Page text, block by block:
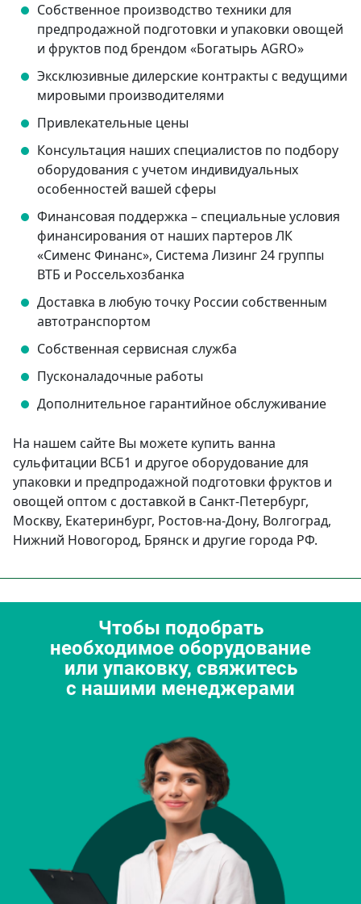
Собственное производство техники для
предпродажной подготовки и упаковки овощей
и фруктов под брендом «Богатырь AGRO»
Эксклюзивные дилерские контракты с ведущими
мировыми производителями
Привлекательные цены
Консультация наших специалистов по подбору
оборудования с учетом индивидуальных
особенностей вашей сферы
Финансовая поддержка – специальные условия
финансирования от наших партеров ЛК
«Сименс Финанс», Система Лизинг 24 группы
ВТБ и Россельхозбанка
Доставка в любую точку России собственным
автотранспортом
Собственная сервисная служба
Пусконаладочные работы
Дополнительное гарантийное обслуживание
На нашем сайте Вы можете купить ванна
сульфитации ВСБ1 и другое оборудование для
упаковки и предпродажной подготовки фруктов и
овощей оптом с доставкой в Санкт-Петербург,
Москву, Екатеринбург, Ростов-на-Дону, Волгоград,
Нижний Новогород, Брянск и другие города РФ.
Чтобы подобрать
необходимое оборудование
или упаковку, свяжитесь
с нашими менеджерами